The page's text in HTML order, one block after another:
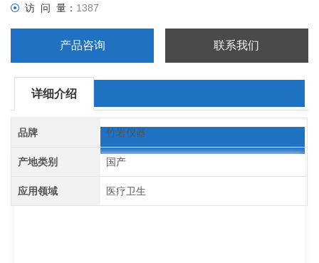
访 问 量： 1387
产品咨询 联系我们
详细介绍
品牌 竹岩仪器
产地类别 国产
应用领域 医疗卫生